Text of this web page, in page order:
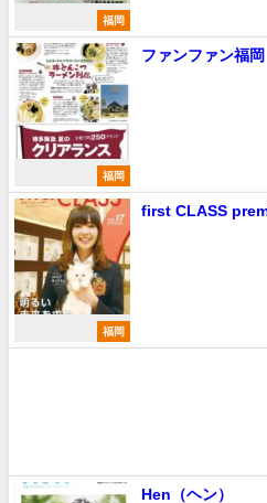
福岡
福岡
ファンファン福岡
福岡
first CLASS
Hen（ヘン）